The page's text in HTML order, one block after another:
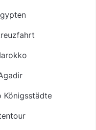
Königsstädte